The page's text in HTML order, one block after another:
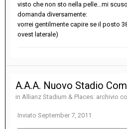
visto che non sto nella pelle...mi
domanda diversamente:
vorrei gentilmente capire se il posto
ovest laterale)
A.A.A. Nuovo Stadio
in Allianz Stadium & Places: archivio
Inviato September 7, 2011